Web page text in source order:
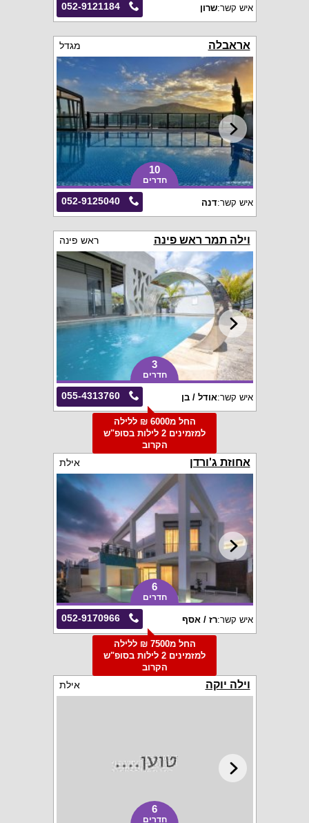
052-9121184 איש קשר:שרון
אראבלה מגדל
10
חדרים
052-9125040 איש קשר:דנה
וילה תמר ראש פינה ראש פינה
3
חדרים
055-4313760 איש קשר:אודל / בן
החל מ6000 ₪ ללילה
למזמינים 2 לילות בסופ"ש
הקרוב
אחוזת ג'ורדן אילת
6
חדרים
052-9170966 איש קשר:רז / אסף
החל מ7500 ₪ ללילה
למזמינים 2 לילות בסופ"ש
הקרוב
וילה יוקה אילת
6
חדרים